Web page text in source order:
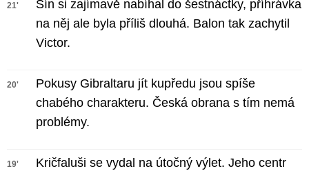
21'
Šín si zajímavě nabíhal do šestnáctky, příhrávka
na něj ale byla příliš dlouhá. Balon tak zachytil
Victor.
20'
Pokusy Gibraltaru jít kupředu jsou spíše
chabého charakteru. Česká obrana s tím nemá
problémy.
19'
Kričfaluši se vydal na útočný výlet. Jeho centr